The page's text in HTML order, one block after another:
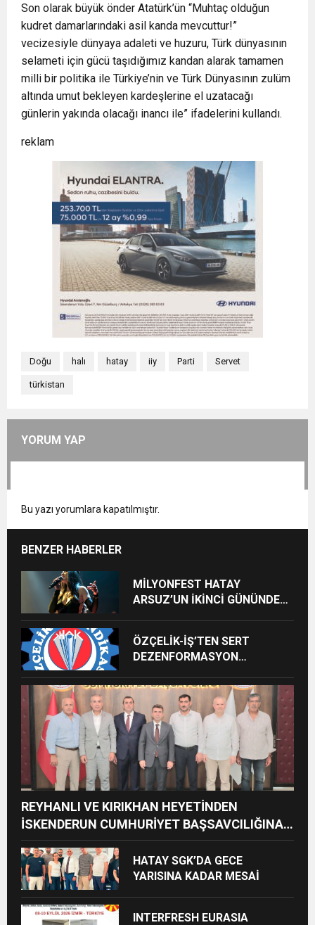
Son olarak büyük önder Atatürk’ün “Muhtaç olduğun
kudret damarlarındaki asil kanda mevcuttur!”
vecizesiyle dünyaya adaleti ve huzuru, Türk dünyasının
selameti için gücü taşıdığımız kandan alarak tamamen
milli bir politika ile Türkiye’nin ve Türk Dünyasının zulüm
altında umut bekleyen kardeşlerine el uzatacağı
günlerin yakında olacağı inancı ile” ifadelerini kullandı.
reklam
Doğu halı hatay iiy Parti Servet
türkistan
YORUM YAP
Bu yazı yorumlara kapatılmıştır.
BENZER HABERLER
MİLYONFEST HATAY
ARSUZ’UN İKİNCİ GÜNÜNDE
ÖZÇELİK-İŞ’TEN SERT
DEZENFORMASYON
CEZAİ SÜREÇ BAŞLATILDI”
REYHANLI VE KIRIKHAN HEYETİNDEN
İSKENDERUN CUMHURİYET BAŞSAVCILIĞINA
ZİYARET
HATAY SGK’DA GECE
YARISINA KADAR MESAİ
INTERFRESH EURASIA